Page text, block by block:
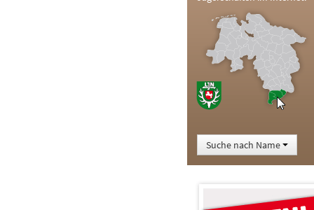
Suche nach Name